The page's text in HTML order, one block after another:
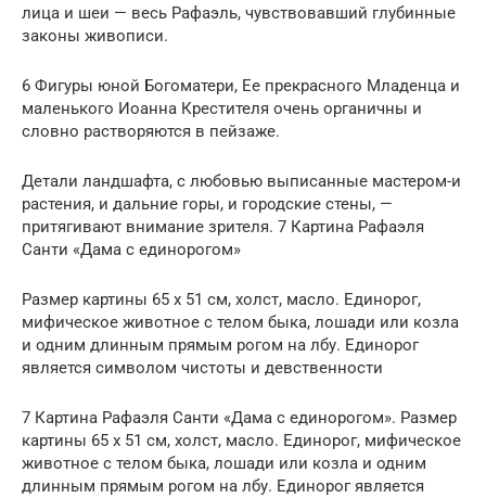
лица и шеи — весь Рафаэль, чувствовавший глубинные
законы живописи.
6 Фигуры юной Богоматери, Ее прекрасного Младенца и
маленького Иоанна Крестителя очень органичны и
словно растворяются в пейзаже.
Детали ландшафта, с любовью выписанные мастером-и
растения, и дальние горы, и городские стены, —
притягивают внимание зрителя. 7 Картина Рафаэля
Санти «Дама с единорогом»
Размер картины 65 x 51 см, холст, масло. Единорог,
мифическое животное с телом быка, лошади или козла
и одним длинным прямым рогом на лбу. Единорог
является символом чистоты и девственности
7 Картина Рафаэля Санти «Дама с единорогом». Размер
картины 65 x 51 см, холст, масло. Единорог, мифическое
животное с телом быка, лошади или козла и одним
длинным прямым рогом на лбу. Единорог является